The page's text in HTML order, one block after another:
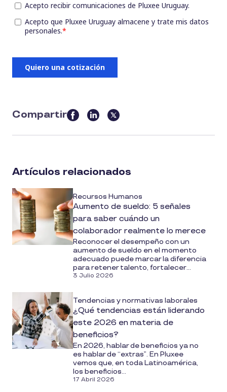
Compartir
this
article
social
media
Artículos relacionados
Recursos Humanos
Aumento de sueldo: 5 señales
para saber cuándo un
colaborador realmente lo merece
Reconocer el desempeño con un
aumento de sueldo en el momento
adecuado puede marcar la diferencia
para retener talento, fortalecer...
3 Julio 2026
Tendencias y normativas laborales
¿Qué tendencias están liderando
este 2026 en materia de
beneficios?
En 2026, hablar de beneficios ya no
es hablar de “extras”. En Pluxee
vemos que, en toda Latinoamérica,
los beneficios...
17 Abril 2026